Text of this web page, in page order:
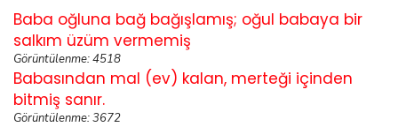
Baba oğluna bağ bağışlamış; oğul babaya bir
salkım üzüm vermemiş
Görüntülenme: 4518
Babasından mal (ev) kalan, merteği içinden
bitmiş sanır.
Görüntülenme: 3672